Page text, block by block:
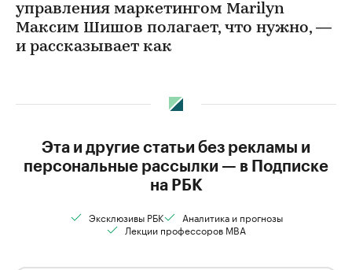
управления маркетингом Marilyn
Максим Шишов полагает, что нужно, —
и рассказывает как
Эта и другие статьи без рекламы и
персональные рассылки — в Подписке
на РБК
Эксклюзивы РБК
Аналитика и прогнозы
Лекции профессоров MBA